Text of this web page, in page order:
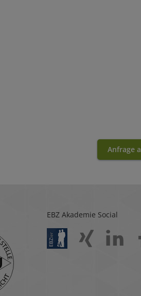
Anfrage
EBZ Akademie Social